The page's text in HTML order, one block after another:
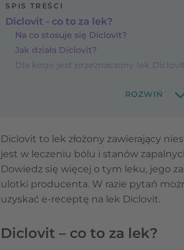
SPIS TREŚCI
Diclovit - co to za lek?
Na co stosuje się Diclovit?
Jak działa Diclovit?
Dla kogo jest przeznaczony lek
Diclovit to lek złożony zawierający
jest w leczeniu bólu i stanów
Dowiedz się więcej o tym leku, jego
ulotki producenta. W razie pytań
uzyskać e-receptę na lek Diclovit.
Diclovit – co to za lek?